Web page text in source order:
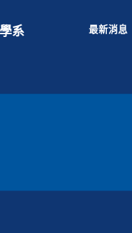
系 最新消息